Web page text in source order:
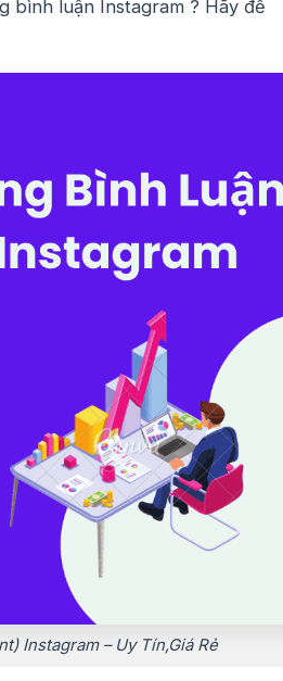
bình luận Instagram ? Hãy để
Instagram – Uy Tín,Giá Rẻ